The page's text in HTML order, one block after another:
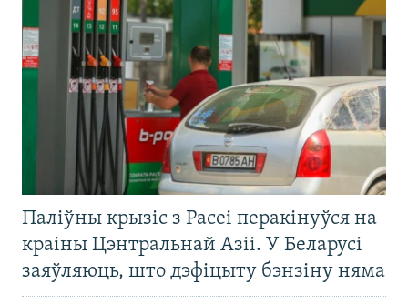
Паліўны крызіс з Расеі перакінуўся на
краіны Цэнтральнай Азіі. У Беларусі
заяўляюць, што дэфіцыту бэнзіну няма